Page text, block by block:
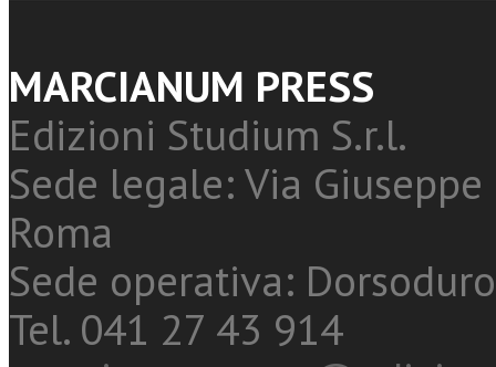
MARCIANUM PRESS
Edizioni Studium S.r.l.
Sede legale: Via
Roma
Sede operativa:
Tel. 041 27 43 914